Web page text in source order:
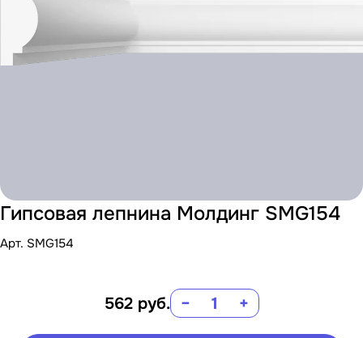
Гипсовая лепнина Молдинг SMG154
Арт. SMG154
562 руб. − +